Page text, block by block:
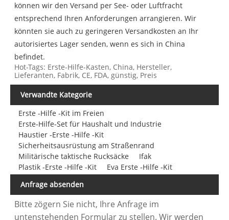
können wir den Versand per See- oder Luftfracht
entsprechend Ihren Anforderungen arrangieren. Wir
könnten sie auch zu geringeren Versandkosten an Ihr
autorisiertes Lager senden, wenn es sich in China
befindet.
Hot-Tags: Erste-Hilfe-Kasten, China, Hersteller,
Lieferanten, Fabrik, CE, FDA, günstig, Preis
Verwandte Kategorie
Erste -Hilfe -Kit im Freien
Erste-Hilfe-Set für Haushalt und Industrie
Haustier -Erste -Hilfe -Kit
Sicherheitsausrüstung am Straßenrand
Militärische taktische Rucksäcke
Ifak
Plastik -Erste -Hilfe -Kit
Eva Erste -Hilfe -Kit
Anfrage absenden
Bitte zögern Sie nicht, Ihre Anfrage im
untenstehenden Formular zu stellen. Wir werden